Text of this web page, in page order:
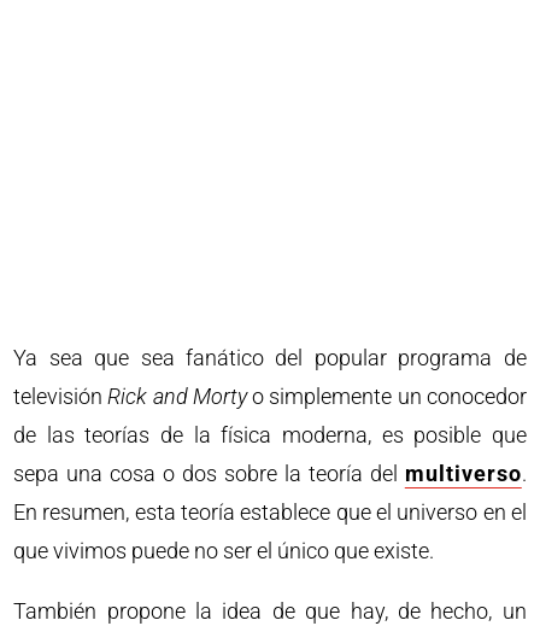
Ya sea que sea fanático del popular programa de
televisiónRick and Mortyo simplemente un conocedor
de las teorías de la física moderna, es posible que
sepa una cosa o dos sobre la teoría del multiverso.
En resumen, esta teoría establece que el universo en el
que vivimos puede no ser el único que existe.
También propone la idea de que hay, de hecho, un